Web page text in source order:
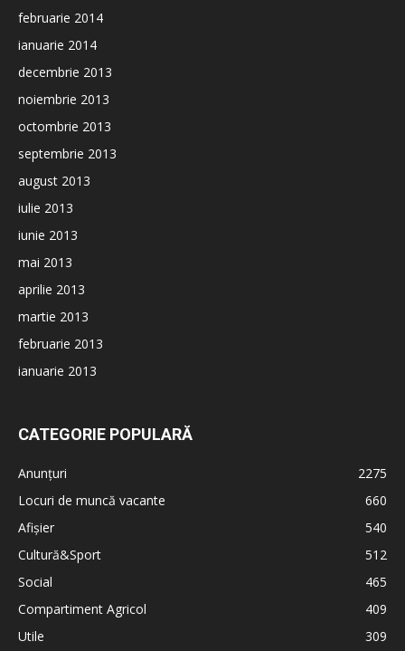
februarie 2014
ianuarie 2014
decembrie 2013
noiembrie 2013
octombrie 2013
septembrie 2013
august 2013
iulie 2013
iunie 2013
mai 2013
aprilie 2013
martie 2013
februarie 2013
ianuarie 2013
CATEGORIE POPULARĂ
Anunțuri
2275
Locuri de muncă vacante
660
Afișier
540
Cultură&Sport
512
Social
465
Compartiment Agricol
409
Utile
309